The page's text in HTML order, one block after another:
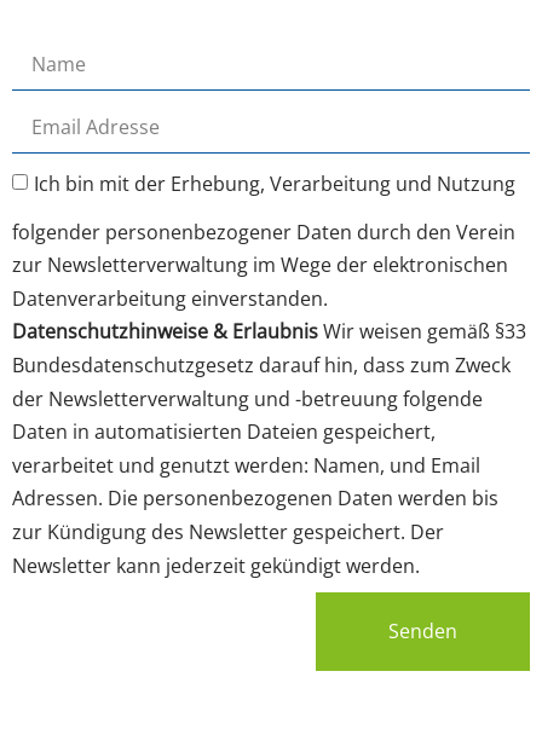
Ich bin mit der Erhebung, Verarbeitung und Nutzung
folgender personenbezogener Daten durch den Verein
zur Newsletterverwaltung im Wege der elektronischen
Datenverarbeitung einverstanden.
Datenschutzhinweise & ErlaubnisWir weisen gemäß §33
Bundesdatenschutzgesetz darauf hin, dass zum Zweck
der Newsletterverwaltung und -betreuung folgende
Daten in automatisierten Dateien gespeichert,
verarbeitet und genutzt werden: Namen, und Email
Adressen. Die personenbezogenen Daten werden bis
zur Kündigung des Newsletter gespeichert. Der
Newsletter kann jederzeit gekündigt werden.
Senden